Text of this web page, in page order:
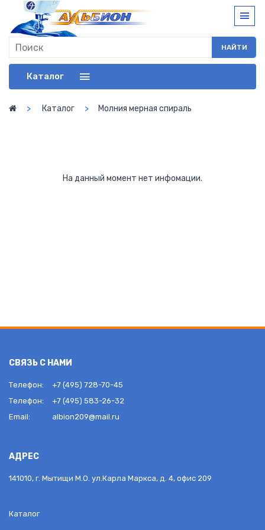
НАЙТИ
Каталог
Каталог Молния мерная спираль
На данный момент нет инфомации.
СВЯЗЬ С НАМИ
Телефон:
+7 (495) 728-70-45
Телефон:
+7 (495) 583-26-32
Email:
albion209@mail.ru
АДРЕС
141010, г. Мытищи М.О. ул.Карла Маркса, д. 4, офис 209
Каталог